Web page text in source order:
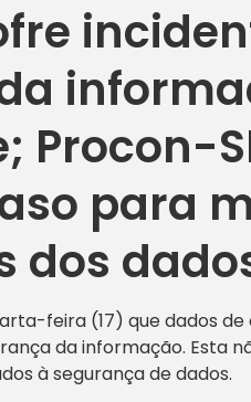
para
dos
feira (17) que dados
da informação. Esta
à segurança de dados.